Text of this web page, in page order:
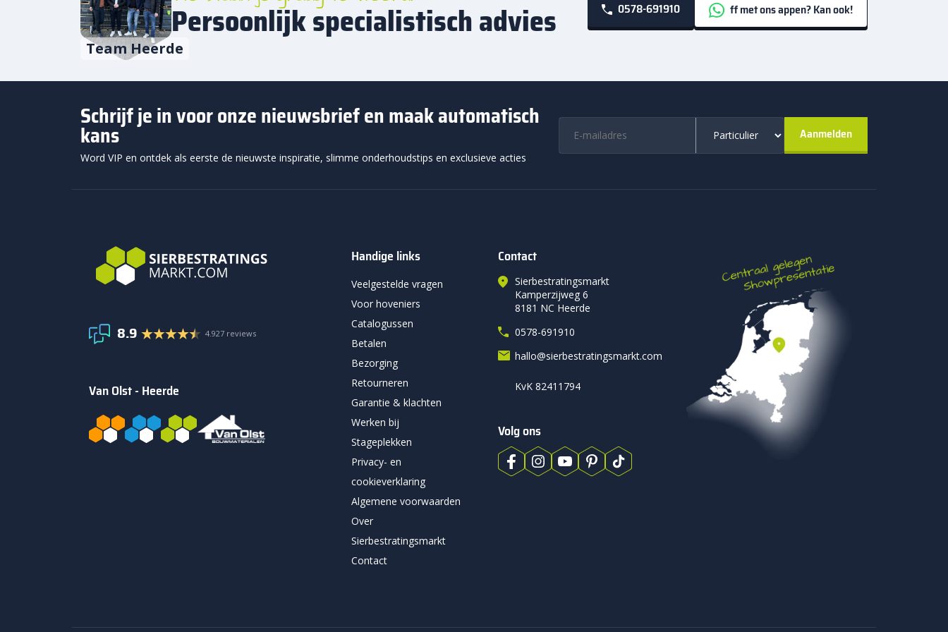
Team Heerde
Persoonlijk specialistisch advies 0578-691910 ff met ons appen? Kan ook!
Schrijf je in voor onze nieuwsbrief en maak automatisch
kans
Word VIP en ontdek als eerste de nieuwste inspiratie, slimme onderhoudstips en exclusieve acties
8.9 4.927 reviews
Van Olst - Heerde
Handige links
Veelgestelde vragen
Voor hoveniers
Catalogussen
Betalen
Bezorging
Retourneren
Garantie & klachten
Werken bij
Stageplekken
Privacy- en
cookieverklaring
Algemene voorwaarden
Over
Sierbestratingsmarkt
Contact
Contact
Sierbestratingsmarkt
Kamperzijweg 6
8181 NC Heerde
0578-691910
hallo@sierbestratingsmarkt.com
KvK 82411794
Volg ons